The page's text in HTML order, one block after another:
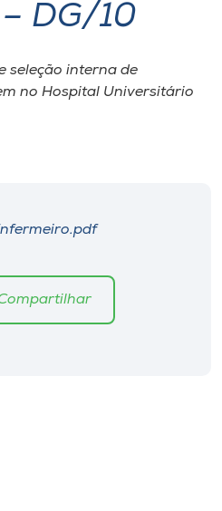
DG/10
seleção interna de
no Hospital Universitário